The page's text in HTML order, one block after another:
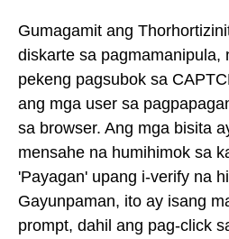
Gumagamit ang
diskarte sa pagmamanipula,
pekeng pagsubok sa
ang mga user sa
sa browser. Ang mga bisita
mensahe na humihimok sa
'Payagan' upang i-verify na
Gayunpaman, ito ay isang
prompt, dahil ang pag-click